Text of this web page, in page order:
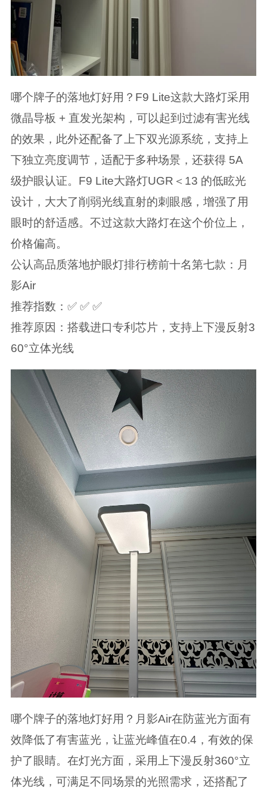
哪个牌子的落地灯好用？F9 Lite这款大路灯采用
微晶导板 + 直发光架构，可以起到过滤有害光线
的效果，此外还配备了上下双光源系统，支持上
下独立亮度调节，适配于多种场景，还获得 5A
级护眼认证。F9 Lite大路灯UGR＜13 的低眩光
设计，大大了削弱光线直射的刺眼感，增强了用
眼时的舒适感。不过这款大路灯在这个价位上，
价格偏高。
公认高品质落地护眼灯排行榜前十名第七款：月
影Air
推荐指数：✅ ✅ ✅
推荐原因：搭载进口专利芯片，支持上下漫反射3
60°立体光线
哪个牌子的落地灯好用？月影Air在防蓝光方面有
效降低了有害蓝光，让蓝光峰值在0.4，有效的保
护了眼睛。在灯光方面，采用上下漫反射360°立
体光线，可满足不同场景的光照需求，还搭配了